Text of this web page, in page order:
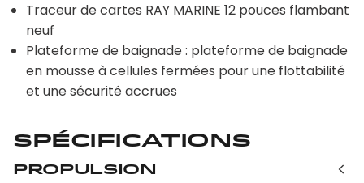
Traceur de cartes RAY MARINE 12 pouces flambant
neuf
Plateforme de baignade : plateforme de baignade
en mousse à cellules fermées pour une flottabilité
et une sécurité accrues
Spécifications
Propulsion